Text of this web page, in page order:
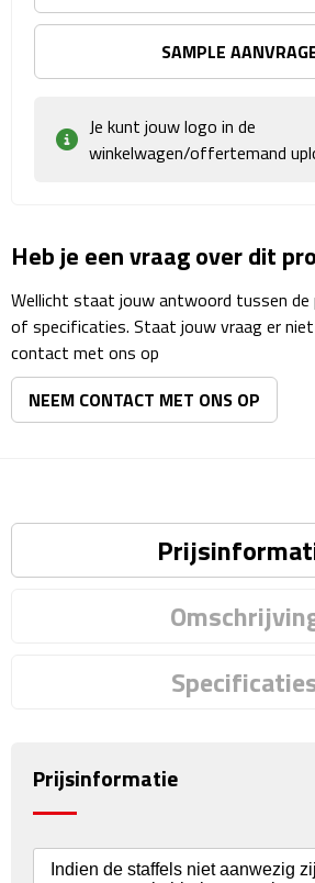
Schoenentassen
Fietstassen
Koeltassen & koelboxen
Lunchtassen
Heuptassen
Matrozentassen
Bagageweegschalen
Bagagelabels
SAMPLE
Je kunt jouw logo in de
winkelwagen/offertemand
Heb je een vraag over dit
Wellicht staat jouw antwoord tussen de
of specificaties. Staat jouw vraag er
contact met ons op
NEEM CONTACT MET ONS OP
Prijsinformatie
Indien de staffels niet aanwezig